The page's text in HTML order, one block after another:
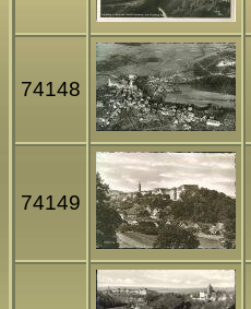
74148
74149